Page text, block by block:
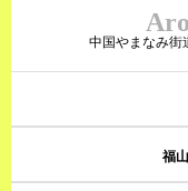
中国やまなみ街
福